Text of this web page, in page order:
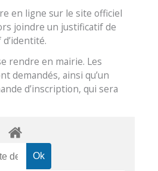
en ligne sur le site officiel
joindre un justificatif de
rendre en mairie. Les
demandés, ainsi qu’un
d’inscription, qui sera